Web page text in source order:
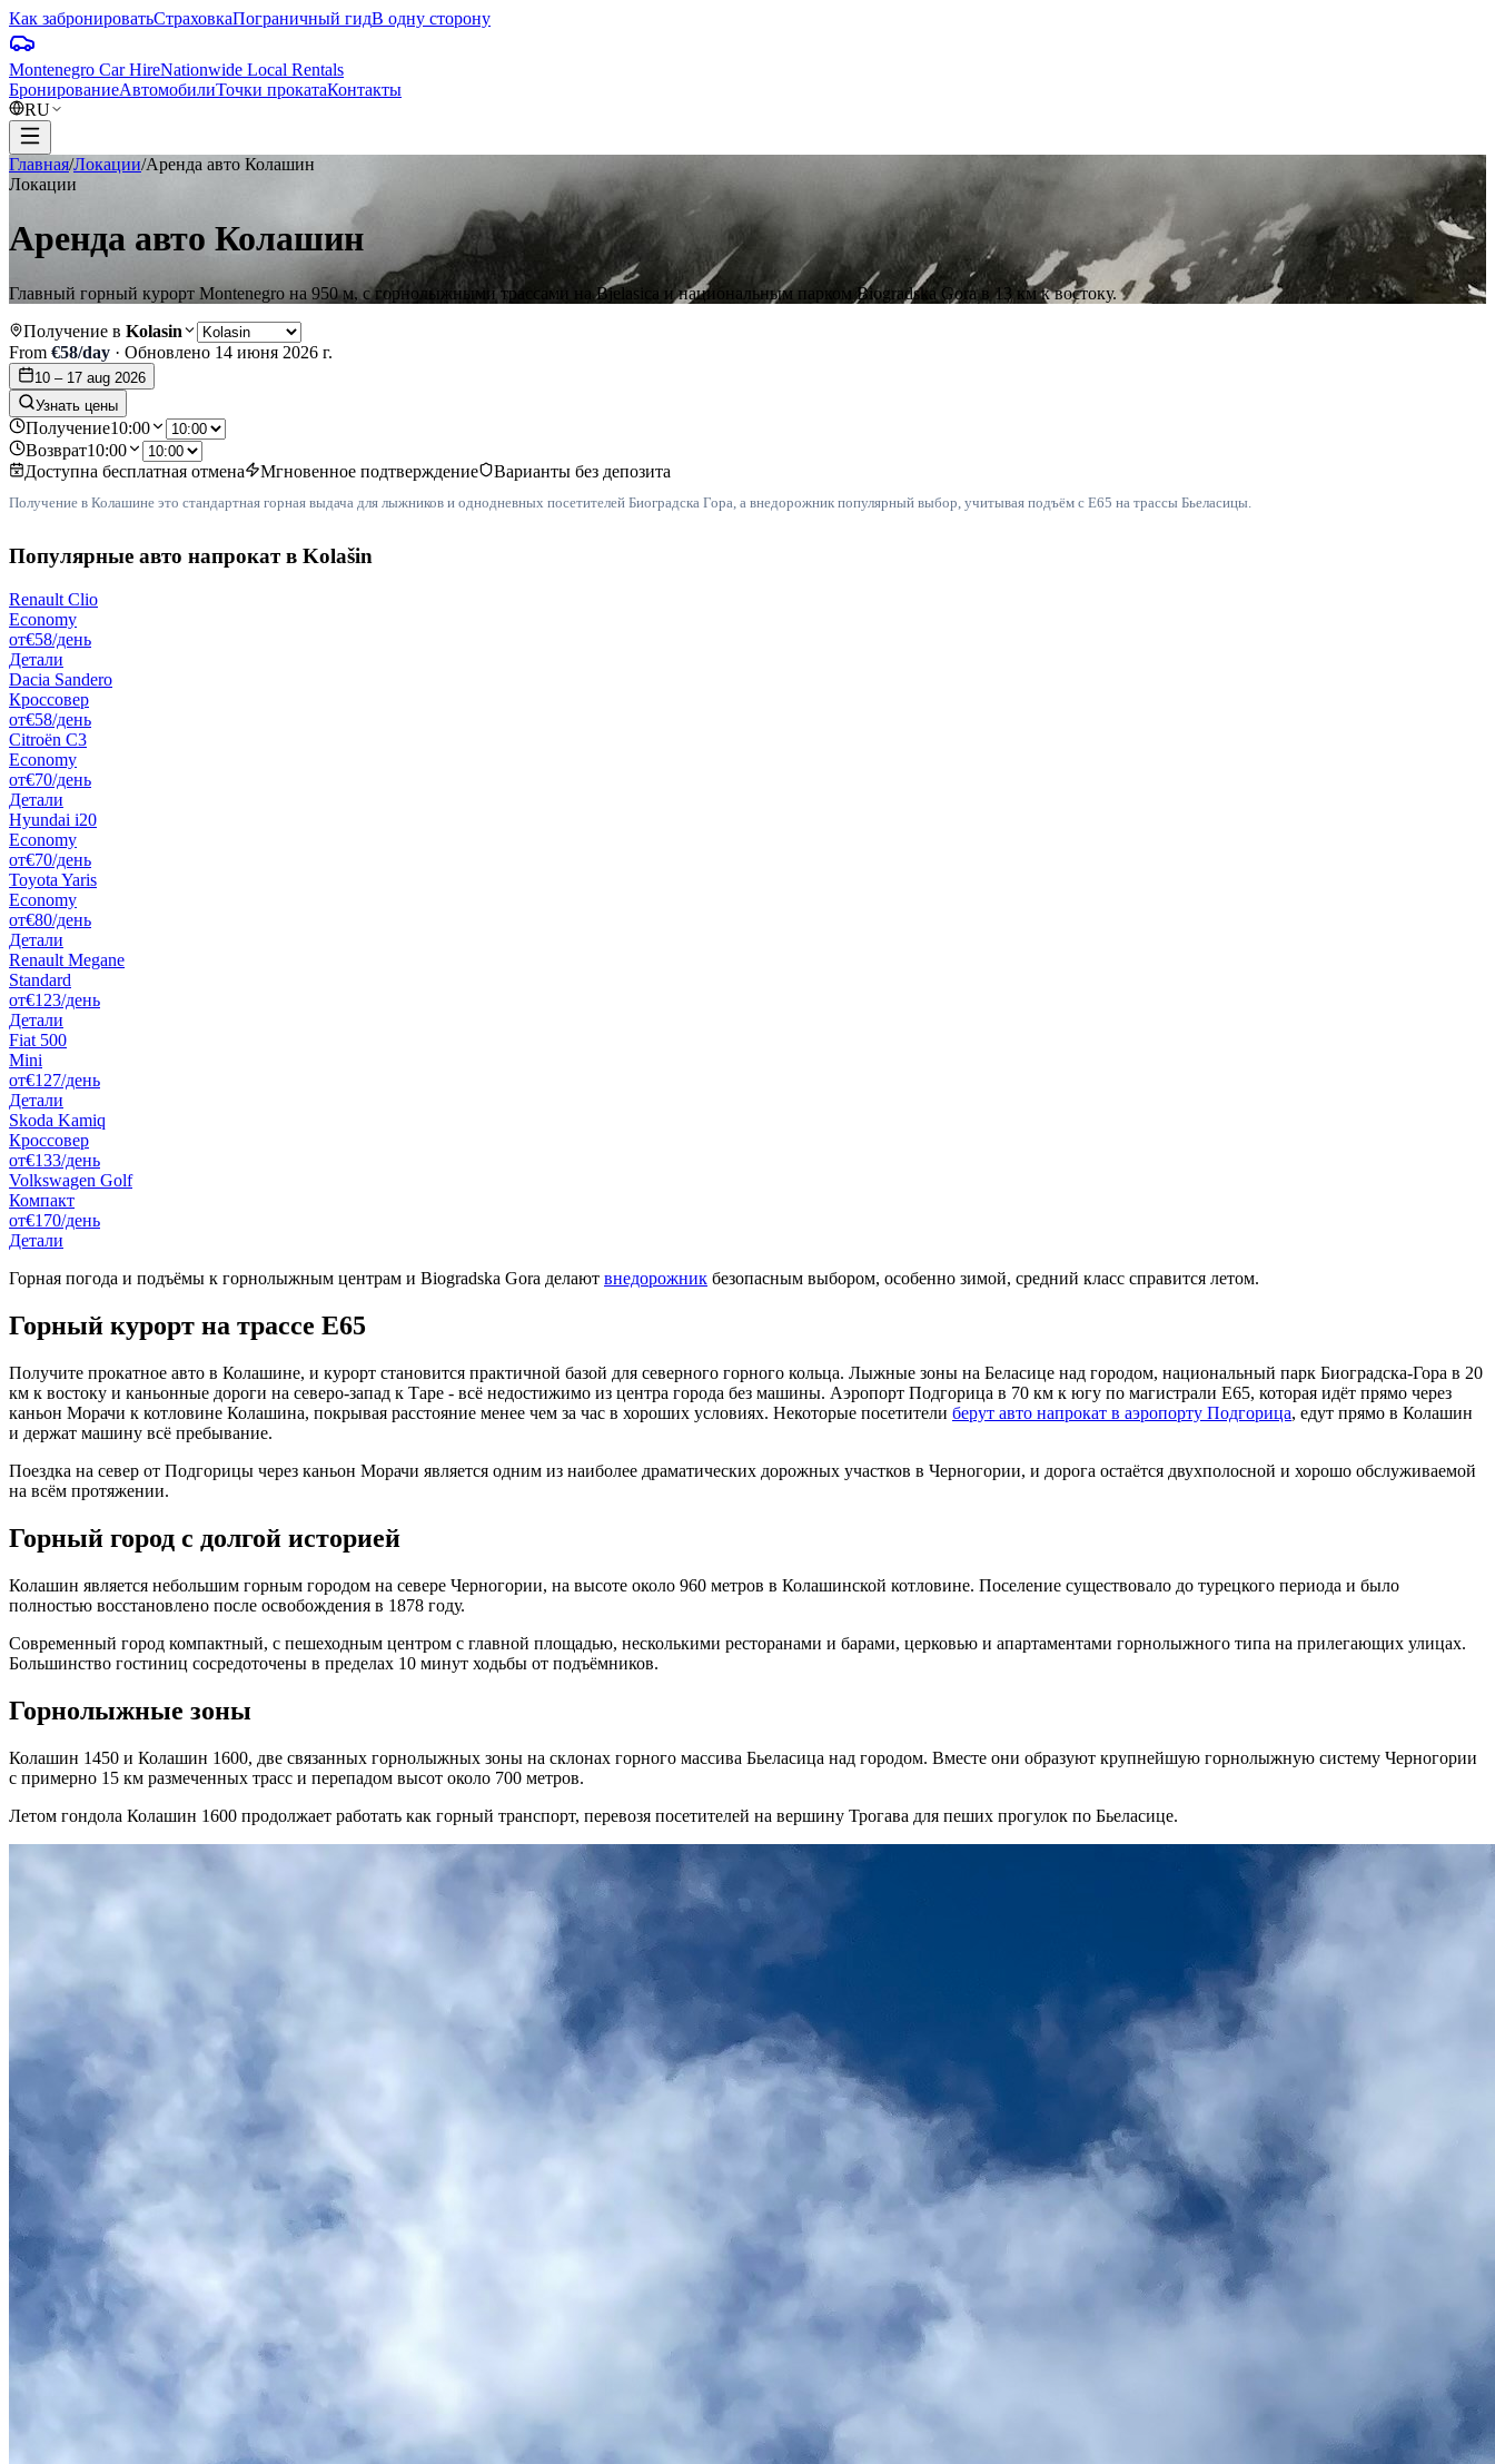
Как забронироватьСтраховкаПограничный гидВ одну сторону
Montenegro Car HireNationwide Local Rentals
БронированиеАвтомобилиТочки прокатаКонтакты
RU
Главная/Локации/Аренда авто Колашин
Локации
Аренда авто Колашин
Главный горный курорт Montenegro на 950 м, с горнолыжными трассами на Bjelasica и национальным парком Biogradska Gora в 13 км к востоку.
Получение в Kolasin
From €58/day · Обновлено 14 июня 2026 г.
10 – 17 aug 2026
Узнать цены
Получение10:00
Возврат10:00
Доступна бесплатная отмена
Мгновенное подтверждение Варианты без депозита
Получение в Колашине это стандартная горная выдача для лыжников и однодневных посетителей Биоградска Гора, а внедорожник популярный выбор, учитывая подъём с E65 на трассы Бьеласицы.
Популярные авто напрокат в Kolašin
Renault Clio
Economy
от€58/день
Детали
Dacia Sandero
Кроссовер
от€58/день
Citroën C3
Economy
от€70/день
Детали
Hyundai i20
Economy
от€70/день
Toyota Yaris
Economy
от€80/день
Детали
Renault Megane
Standard
от€123/день
Детали
Fiat 500
Mini
от€127/день
Детали
Skoda Kamiq
Кроссовер
от€133/день
Volkswagen Golf
Компакт
от€170/день
Детали
Горная погода и подъёмы к горнолыжным центрам и Biogradska Gora делают внедорожник безопасным выбором, особенно зимой, средний класс справится летом.
Горный курорт на трассе E65
Получите прокатное авто в Колашине, и курорт становится практичной базой для северного горного кольца. Лыжные зоны на Беласице над городом, национальный парк Биоградска-Гора в 20
км к востоку и каньонные дороги на северо-запад к Таре - всё недостижимо из центра города без машины. Аэропорт Подгорица в 70 км к югу по магистрали E65, которая идёт прямо через
каньон Морачи к котловине Колашина, покрывая расстояние менее чем за час в хороших условиях. Некоторые посетители берут авто напрокат в аэропорту Подгорица, едут прямо в Колашин
и держат машину всё пребывание.
Поездка на север от Подгорицы через каньон Морачи является одним из наиболее драматических дорожных участков в Черногории, и дорога остаётся двухполосной и хорошо обслуживаемой
на всём протяжении.
Горный город с долгой историей
Колашин является небольшим горным городом на севере Черногории, на высоте около 960 метров в Колашинской котловине. Поселение существовало до турецкого периода и было
полностью восстановлено после освобождения в 1878 году.
Современный город компактный, с пешеходным центром с главной площадью, несколькими ресторанами и барами, церковью и апартаментами горнолыжного типа на прилегающих улицах.
Большинство гостиниц сосредоточены в пределах 10 минут ходьбы от подъёмников.
Горнолыжные зоны
Колашин 1450 и Колашин 1600, две связанных горнолыжных зоны на склонах горного массива Бьеласица над городом. Вместе они образуют крупнейшую горнолыжную систему Черногории
с примерно 15 км размеченных трасс и перепадом высот около 700 метров.
Летом гондола Колашин 1600 продолжает работать как горный транспорт, перевозя посетителей на вершину Трогава для пеших прогулок по Бьеласице.